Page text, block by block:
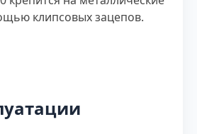
клипсовых зацепов.